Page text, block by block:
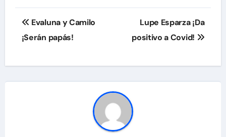
Navegación
de
Evaluna y Camilo
¡Serán papás!
Lupe Esparza ¡Da
positivo a Covid!